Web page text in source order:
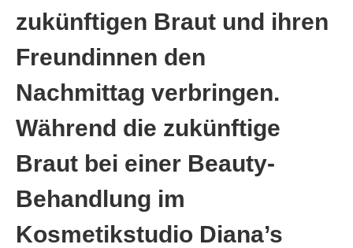
zukünftigen Braut und ihren
Freundinnen den
Nachmittag verbringen.
Während die zukünftige
Braut bei einer Beauty-
Behandlung im
Kosmetikstudio Diana’s